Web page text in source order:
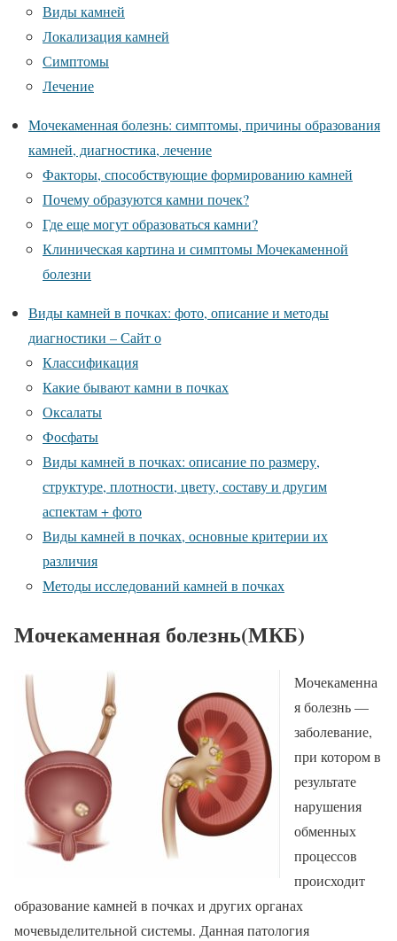
Виды камней
Локализация камней
Симптомы
Лечение
Мочекаменная болезнь: симптомы, причины образования
камней, диагностика, лечение
Факторы, способствующие формированию камней
Почему образуются камни почек?
Где еще могут образоваться камни?
Клиническая картина и симптомы Мочекаменной
болезни
Виды камней в почках: фото, описание и методы
диагностики – Сайт о
Классификация
Какие бывают камни в почках
Оксалаты
Фосфаты
Виды камней в почках: описание по размеру,
структуре, плотности, цвету, составу и другим
аспектам + фото
Виды камней в почках, основные критерии их
различия
Методы исследований камней в почках
Мочекаменная болезнь(МКБ)
Мочекаменна
я болезнь —
заболевание,
при котором в
результате
нарушения
обменных
процессов
происходит
образование камней в почках и других органах
мочевыделительной системы. Данная патология